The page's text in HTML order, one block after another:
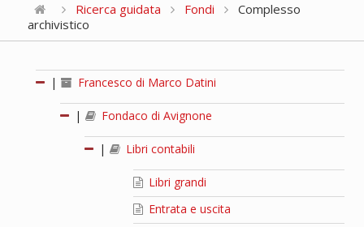
Ricerca guidata Fondi
Complesso
archivistico
| Francesco di Marco Datini
| Fondaco di Avignone
| Libri contabili
Libri grandi
Entrata e uscita